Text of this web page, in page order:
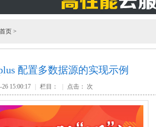
首页 >
配置多数据源的实现示例
15:00:17 栏目： 点击： 次